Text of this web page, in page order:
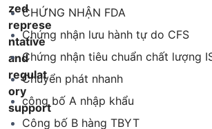
CHỨNG NHẬN FDA
Chứng nhận lưu hành tự do CFS
Chứng nhận tiêu chuẩn chất lượng
Chuyển phát nhanh
công bố A nhập khẩu
Công bố B hàng TBYT